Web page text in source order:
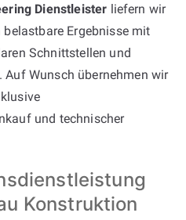
Dienstleister liefern wir
Ergebnisse mit
Schnittstellen und
Wunsch übernehmen wir
und technischer
Konstruktion